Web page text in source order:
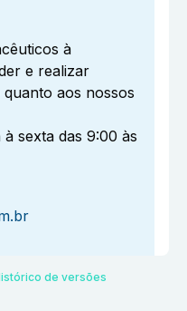
à
e realizar
aos nossos
sexta das 9:00 às
de versões